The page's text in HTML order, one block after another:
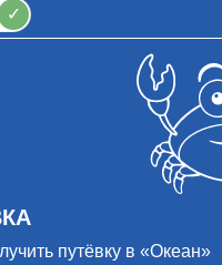
✓
путёвку в «Океан»